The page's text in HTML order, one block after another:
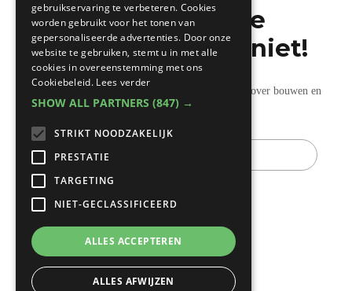
Mis de laatste
bouwnieuwtjes niet!
Ontvang onze wekelijkse updates vol nuttige tips over bouwen en
verbouwen.
E-
mail
gebruikservaring te verbeteren. Cookies
worden gebruikt voor het tonen van
gepersonaliseerde advertenties. Door onze
website te gebruiken, stemt u in met alle
cookies in overeenstemming met ons
Cookiebeleid. Lees verder
SHOW ALL PARTNERS (847) →
STRIKT NOODZAKELIJK
PRESTATIE
TARGETING
NIET-GECLASSIFICEERD
ALLES ACCEPTEREN
ALLES AFWIJZEN